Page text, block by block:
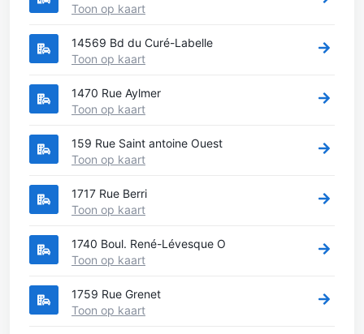
Toon op kaart
14569 Bd du Curé-Labelle
Toon op kaart
1470 Rue Aylmer
Toon op kaart
159 Rue Saint antoine Ouest
Toon op kaart
1717 Rue Berri
Toon op kaart
1740 Boul. René-Lévesque O
Toon op kaart
1759 Rue Grenet
Toon op kaart